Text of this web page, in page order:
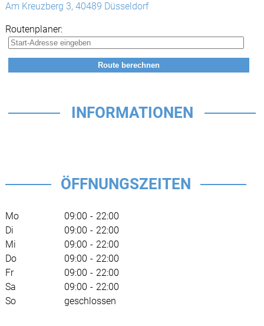
Am Kreuzberg 3, 40489 Düsseldorf
Routenplaner:
INFORMATIONEN
ÖFFNUNGSZEITEN
Mo 09:00 - 22:00
Di
09:00 - 22:00
Mi
09:00 - 22:00
Do
09:00 - 22:00
Fr
09:00 - 22:00
Sa
09:00 - 22:00
So
geschlossen